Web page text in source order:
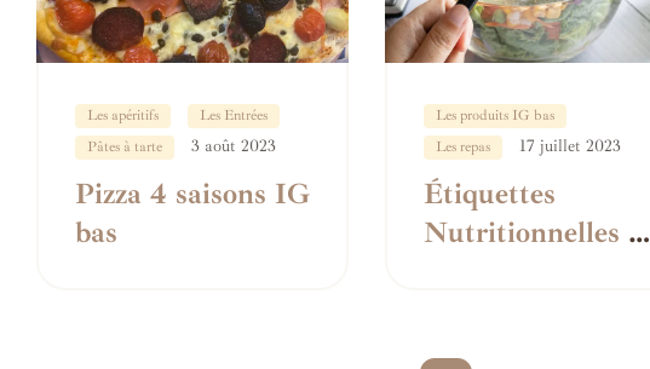
Les apéritifs
Les Entrées
Pâtes à tarte
3 août 2023
Pizza 4 saisons IG
bas
Les produits IG bas
Les repas
17 juillet 2023
Étiquettes
Nutritionnelles et